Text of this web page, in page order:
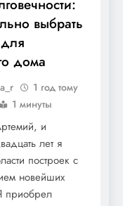
выбрать
дома
1 год тому
1 минуты
и
лет я
построек с
новейших
приобрел